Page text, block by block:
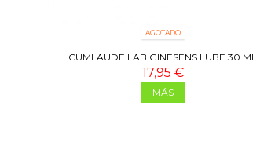
AGOTADO
CUMLAUDE LAB GINESENS LUBE 30 ML
17,95 €
MÁS